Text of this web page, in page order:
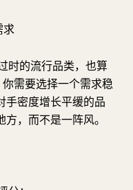
求
时的流行品类，也算
需要选择一个需求稳
手密度增长平缓的品
，而不是一阵风。